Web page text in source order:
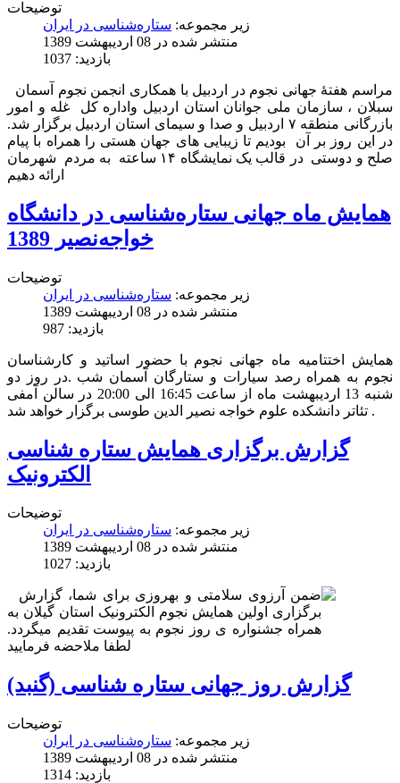
توضیحات
زیر مجموعه: ستاره‌شناسی در ایران
منتشر شده در 08 ارديبهشت 1389
بازدید: 1037
سبلان ، سازمان ملی جوانان استان اردبیل واداره کل غله و امور
بازرگانی منطقه ۷ اردبیل و صدا و سیمای استان اردبیل برگزار شد.
در این روز بر آن بودیم تا زیبایی های جهان هستی را همراه با پیام
صلح و دوستی در قالب یک نمایشگاه ۱۴ ساعته به مردم شهرمان
ارائه دهیم
همایش ماه جهانی ستاره‌شناسی در دانشگاه
خواجه‌نصیر 1389
توضیحات
زیر مجموعه: ستاره‌شناسی در ایران
منتشر شده در 08 ارديبهشت 1389
بازدید: 987
همایش اختتامیه ماه جهانی نجوم با حضور اساتید و کارشناسان
نجوم به همراه رصد سیارات و ستارگان آسمان شب .در روز دو
شنبه 13 اردیبهشت ماه از ساعت 16:45 الی 20:00 در سالن آمفی
تئاتر دانشکده علوم خواجه نصیر الدین طوسی برگزار خواهد شد .
گزارش برگزاری همایش ستاره شناسی
الکترونیک
توضیحات
زیر مجموعه: ستاره‌شناسی در ایران
منتشر شده در 08 ارديبهشت 1389
بازدید: 1027
برگزاری اولین همایش نجوم الکترونیک استان گیلان به
همراه جشنواره ی روز نجوم به پیوست تقدیم میگردد.
لطفا ملاحضه فرمایید
گزارش روز جهانی ستاره شناسی (گنبد)
توضیحات
زیر مجموعه: ستاره‌شناسی در ایران
منتشر شده در 08 ارديبهشت 1389
بازدید: 1314